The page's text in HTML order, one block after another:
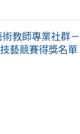
術教師專業社群
藝競賽得獎名單